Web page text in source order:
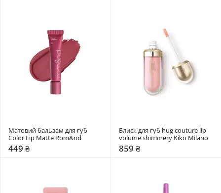
Матовий бальзам для губ
449 ₴
Блиск для губ hug couture lip
volume shimmery Kiko Milano
859 ₴